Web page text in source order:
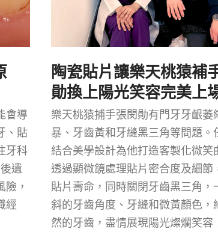
會導
、貼
牙科
遺
，
經
陶瓷貼片讓樂天桃猿補
勛換上陽光笑容完美上
樂天桃猿捕手張閔勛有門牙牙齦萎
暴、牙齒黃和牙縫黑三角等問題。
結合美學設計為他打造客製化微笑
透過顯微鏡處理貼片密合度及細節
貼片壽命，同時關閉牙齒黑三角，
斜的牙齒角度、牙縫和微黃顏色，
然的牙齒，盡情展現陽光燦爛笑容